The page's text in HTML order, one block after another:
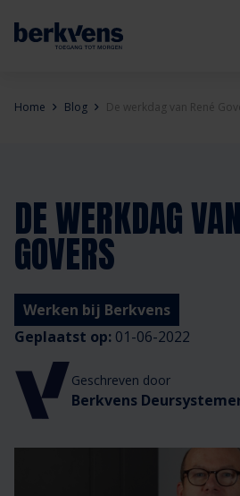
Kozijnen
Hang- & sluitwerk
Diensten
Veelgestelde vragen
Meergezinswoning
Utiliteitsgebouw
Prefab woning
Architect
Projectontwikkelaar
Handelspartner
Brandwerend
Geluidwerend
Rookwerend
Brochures
Technische documentatie
Webshop
Inspiratie
Verkooppunten
Organisatie
Duurzaamheid
GND Garantiedeuren
Home Blog De werkdag van René
DE WERKDAG
GOVERS
Werken bij Berkvens
Geplaatst op: 01-06-2022
Geschreven door
Berkvens